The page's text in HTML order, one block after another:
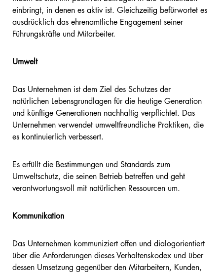
einbringt, in denen es aktiv ist. Gleichzeitig befürwortet es
ausdrücklich das ehrenamtliche Engagement seiner
Führungskräfte und Mitarbeiter.
Umwelt
Das Unternehmen ist dem Ziel des Schutzes der
natürlichen Lebensgrundlagen für die heutige Generation
und künftige Generationen nachhaltig verpflichtet. Das
Unternehmen verwendet umweltfreundliche Praktiken, die
es kontinuierlich verbessert.
Es erfüllt die Bestimmungen und Standards zum
Umweltschutz, die seinen Betrieb betreffen und geht
verantwortungsvoll mit natürlichen Ressourcen um.
Kommunikation
Das Unternehmen kommuniziert offen und dialogorientiert
über die Anforderungen dieses Verhaltenskodex und über
dessen Umsetzung gegenüber den Mitarbeitern, Kunden,